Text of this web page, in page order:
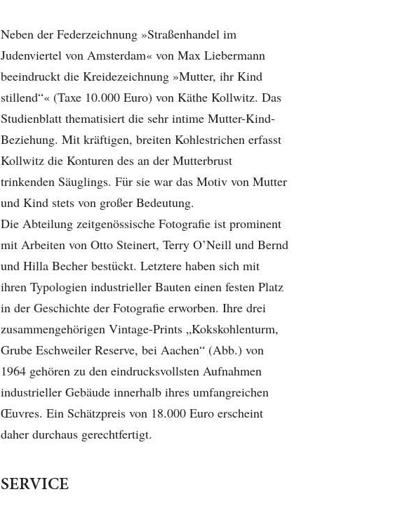
Neben der Federzeichnung »Straßenhandel im
Judenviertel von Amsterdam« von Max Liebermann
beeindruckt die Kreidezeichnung »Mutter, ihr Kind
stillend“« (Taxe 10.000 Euro) von Käthe Kollwitz. Das
Studienblatt thematisiert die sehr intime Mutter-Kind-
Beziehung. Mit kräftigen, breiten Kohlestrichen erfasst
Kollwitz die Konturen des an der Mutterbrust
trinkenden Säuglings. Für sie war das Motiv von Mutter
und Kind stets von großer Bedeutung.
Die Abteilung zeitgenössische Fotografie ist prominent
mit Arbeiten von Otto Steinert, Terry O’Neill und Bernd
und Hilla Becher bestückt. Letztere haben sich mit
ihren Typologien industrieller Bauten einen festen Platz
in der Geschichte der Fotografie erworben. Ihre drei
zusammengehörigen Vin­tage-Prints „Kokskohlenturm,
Grube Eschweiler Reserve, bei Aachen“ (Abb.) von
1964 gehören zu den eindrucksvollsten Aufnahmen
industrieller Gebäude innerhalb ihres umfangreichen
Œuvres. Ein Schätzpreis von 18.000 Euro erscheint
daher durchaus gerechtfertigt.
SERVICE